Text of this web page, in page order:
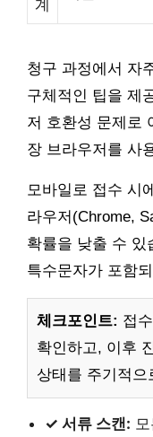
계
청구 과정에서 자
구체적인 팁을 제
저 호환성 문제로
장 브라우저를 사
모바일로 접수 시
라우저(Chrome,
확률을 낮출 수 있
특수문자가 포함
체크포인트: 접
확인하고, 이후
상태를 주기적
✓ 서류 스캔: